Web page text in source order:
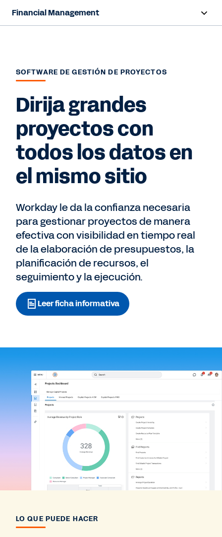
Financial Management
Recursos
Hablar con ventas
SOFTWARE DE GESTIÓN DE PROYECTOS
Dirija grandes
proyectos con
todos los datos en
el mismo sitio
Workday le da la confianza necesaria
para gestionar proyectos de manera
efectiva con visibilidad en tiempo real
de la elaboración de presupuestos, la
planificación de recursos, el
seguimiento y la ejecución.
Leer ficha informativa
LO QUE PUEDE HACER